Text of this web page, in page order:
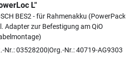
L"
BES2 - für Rahmenakku (PowerPack),
Adapter zur Befestigung am QiO
Nr.: 03528200 Org.-Nr.: 40719-AG9303